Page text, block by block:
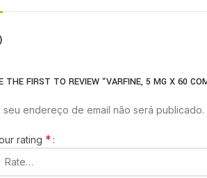
THE FIRST TO REVIEW “VARFINE, 5 MG X 60
seu endereço de email não será publicado.
rating *